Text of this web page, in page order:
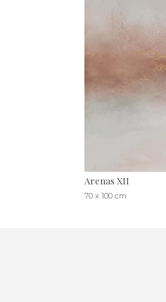
Arenas XII
70 x 100 cm